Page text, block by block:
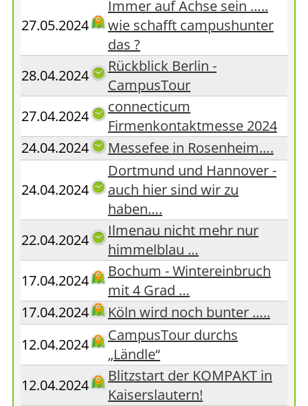
27.05.2024
Immer auf Achse sein …..
wie schafft campushunter
das ?
28.04.2024
Rückblick Berlin -
CampusTour
27.04.2024
connecticum
Firmenkontaktmesse 2024
24.04.2024
Messefee in Rosenheim….
24.04.2024
Dortmund und Hannover -
auch hier sind wir zu
haben….
22.04.2024
Ilmenau nicht mehr nur
himmelblau …
17.04.2024
Bochum - Wintereinbruch
mit 4 Grad …
17.04.2024
Köln wird noch bunter …..
12.04.2024
CampusTour durchs
„Ländle“
12.04.2024
Blitzstart der KOMPAKT in
Kaiserslautern!